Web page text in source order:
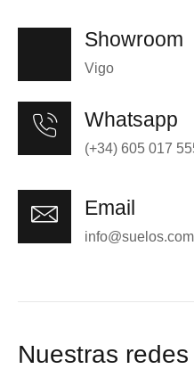
Showroom
Vigo
Whatsapp
(+34) 605 017
Email
info@suelos.com
Nuestras